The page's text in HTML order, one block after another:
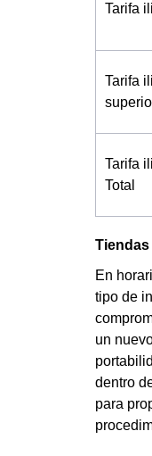
Tarifa
Tarifa
Tarifa
Total
En
tipo de
un
dentro
para